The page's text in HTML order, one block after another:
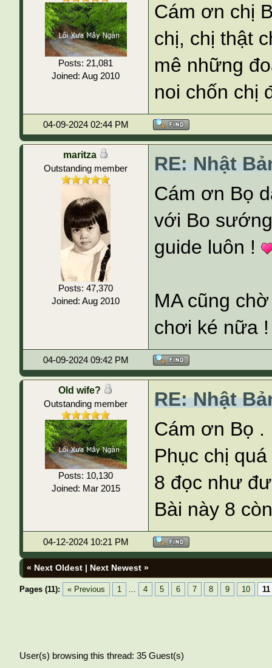
Posts: 21,081
Joined: Aug 2010
Cám ơn chị
chị, chị thật
mê những
noi chốn chị
04-09-2024 02:44 PM
maritza
Outstanding member
Posts: 47,370
Joined: Aug 2010
RE: Nhật
Cám ơn Bọ
với Bo
guide luôn !
MA cũng
chơi ké nữa !
04-09-2024 09:42 PM
Old wife?
Outstanding member
Posts: 10,130
Joined: Mar 2015
RE: Nhật
Cám ơn Bọ .
Phục chị
8 đọc như
Bài này 8
04-12-2024 10:21 PM
« Next Oldest | Next Newest »
Pages (11): « Previous 1 ... 4 5 6 7 8 9 10 11
User(s) browsing this thread: 35 Guest(s)